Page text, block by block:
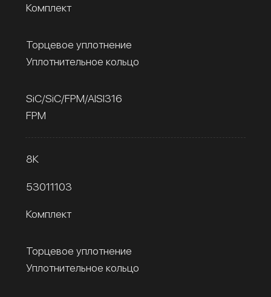
Комплект
Торцевое уплотнение
Уплотнительное кольцо
SiC/SiC/FPM/AISI316
FPM
8К
53011103
Комплект
Торцевое уплотнение
Уплотнительное кольцо